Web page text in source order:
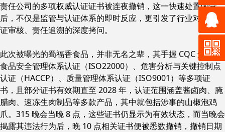
责任公司的多项权威认证证书被连夜撤销，这一快速处置的背
后，不仅是监管与认证体系的即时反应，更引发了行业对食品认
证审核、责任追溯的深度拷问。
此次被曝光的蜀福香食品，并非无名之辈，其手握 CQC 颁发的
食品安全管理体系认证（ISO22000）、危害分析与关键控制点
认证（HACCP）、质量管理体系认证（ISO9001）等多项证
书，且部分证书有效期直至 2028 年，认证范围涵盖酱卤肉、腌
腊肉、速冻生肉制品等多款产品，其中就包括涉事的山椒泡鸡
爪。315 晚会当晚 8 点，这些证书仍显示为有效状态，而当晚会
揭露其违法行为后，晚 10 点相关证书便被悉数撤销，撤销日期